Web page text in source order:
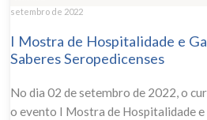
setembro de 2022
I Mostra de Hospitalidade e
Saberes Seropedicenses
No dia 02 de setembro de 2022, o
o evento I Mostra de Hospitalidade